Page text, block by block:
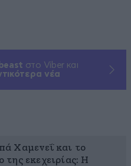
στο Viber και
νέα
Χαμενεΐ και το
της εκεχειρίας: Η